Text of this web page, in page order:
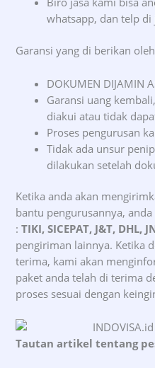
whatsapp, dan telp di
Garansi yang di berikan
DOKUMEN DIJAMIN
Garansi uang
diakui atau tidak
Proses pengurusan
Tidak ada unsur
dilakukan setelah
Ketika anda akan
bantu pengurusannya,
:TIKI, SICEPAT, J&T, DHL,
pengiriman lainnya. Ketika
terima, kami akan
paket anda telah di terima
proses sesuai dengan
Tautan artikel tentang